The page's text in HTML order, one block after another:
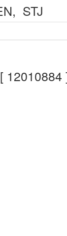
, STJ
12010884